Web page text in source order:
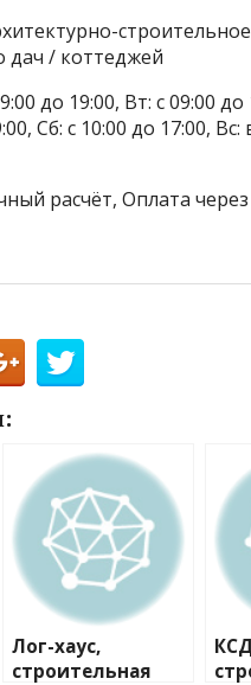
дач / коттеджей
до 19:00, Вт: с 09:00 до
Сб: с 10:00 до 17:00,
расчёт, Оплата
Лог-хаус,
строительная